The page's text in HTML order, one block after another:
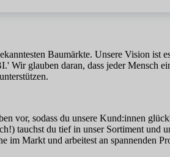
Baumärkte. Unsere Vision ist
glauben daran, dass jeder Mensch
vor, sodass du unsere Kund:innen
tauchst du tief in unser Sortiment und
im Markt und arbeitest an spannenden